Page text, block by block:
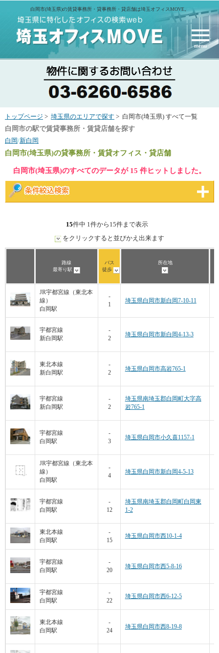
白岡市(埼玉県)の賃貸事務所・貸事務所・貸店舗は埼玉オフィスMOVE。
menu
トップページ > 埼玉県のエリアで探す > 白岡市(埼玉県) すべて一覧
白岡市の駅で賃貸事務所・賃貸店舗を探す
白岡/新白岡
白岡市(埼玉県)の貸事務所・賃貸オフィス・貸店舗
白岡市(埼玉県)のすべてのデータが 15 件ヒットしました。
15件中 1件から15件まで表示
をクリックすると並びかえ出来ます
路線
最寄り駅
バス
徒歩
所在地
JR宇都宮線（東北本
線）
白岡駅
-
1
埼玉県白岡市新白岡7-10-11
宇都宮線
新白岡駅
-
2
埼玉県白岡市新白岡4-13-3
東北本線
新白岡駅
-
2
埼玉県白岡市高岩765-1
宇都宮線
新白岡駅
-
2
埼玉県南埼玉郡白岡町大字高
岩765-1
宇都宮線
白岡駅
-
3
埼玉県白岡市小久喜1157-1
JR宇都宮線（東北本
線）
白岡駅
-
4
埼玉県白岡市新白岡4-5-13
宇都宮線
白岡駅
-
12
埼玉県南埼玉郡白岡町白岡東
1-2
東北本線
白岡駅
-
15
埼玉県白岡市西10-1-4
宇都宮線
白岡駅
-
20
埼玉県白岡市西5-8-16
宇都宮線
白岡駅
-
22
埼玉県白岡市西6-12-5
東北本線
白岡駅
-
24
埼玉県白岡市西8-19-8